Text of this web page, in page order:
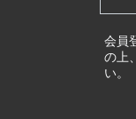
会員
の上
い。